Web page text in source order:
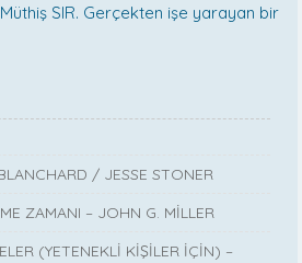
SIR. Gerçekten işe yarayan bir
/ JESSE STONER
ZAMANI – JOHN G. MİLLER
(YETENEKLİ KİŞİLER İÇİN) –